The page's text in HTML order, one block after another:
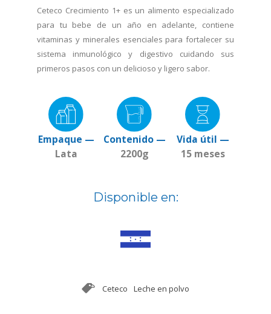
Ceteco Crecimiento 1+ es un alimento especializado
para tu bebe de un año en adelante, contiene
vitaminas y minerales esenciales para fortalecer su
sistema inmunológico y digestivo cuidando sus
primeros pasos con un delicioso y ligero sabor.
Empaque —
Lata
Contenido —
2200g
Vida útil —
15 meses
Disponible en:
Ceteco Leche en polvo